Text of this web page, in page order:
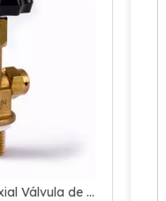
Tipo de conexión axial Válvula de gas industrial Co2 comprimido